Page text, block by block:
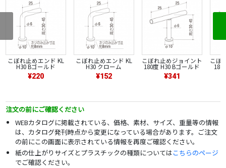
こぼれ止めエンド KL
H30 Bゴールド
¥220
こぼれ止めエンド KL
H30 クローム
¥152
こぼれ止めジョイント
180度 H30 Bゴールド
¥341
こぼ
180
注文の前にご確認ください
WEBカタログに掲載されている、価格、素材、サイズ、重量等の情報
は、カタログ発刊時点から変更になっている場合があります。ご注文
の前にこの画面に表示されている情報を再度ご確認ください。
紙の仕上がりサイズとプラスチックの種類についてはこちらのページ
でご確認ください。